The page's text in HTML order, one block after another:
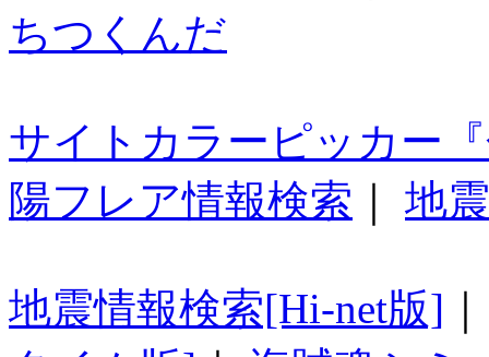
ちつくんだ
サイトカラーピッカー
陽フレア情報検索
地
地震情報検索[Hi-net版]